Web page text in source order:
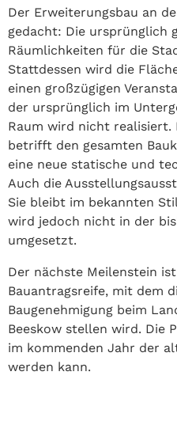
Der Erweiterungsbau an
gedacht: Die ursprünglich
Räumlichkeiten für die
Stattdessen wird die
einen großzügigen
der ursprünglich im
Raum wird nicht realisiert.
betrifft den gesamten
eine neue statische und
Auch die
Sie bleibt im bekannten
wird jedoch nicht in der
umgesetzt.
Der nächste Meilenstein
Bauantragsreife, mit dem
Baugenehmigung beim
Beeskow stellen wird. Die
im kommenden Jahr der
werden kann.